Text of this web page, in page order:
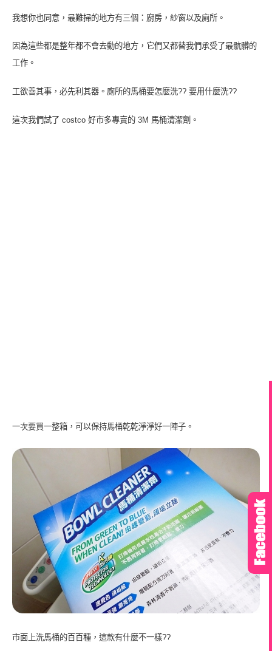
我想你也同意，最難掃的地方有三個：廚房，紗窗以及廁所。
因為這些都是整年都不會去動的地方，它們又都替我們承受了最骯髒的
工作。
工欲善其事，必先利其器。廁所的馬桶要怎麼洗?? 要用什麼洗??
這次我們試了 costco 好市多專賣的 3M 馬桶清潔劑。
一次要買一整箱，可以保持馬桶乾乾淨淨好一陣子。
市面上洗馬桶的百百種，這款有什麼不一樣??